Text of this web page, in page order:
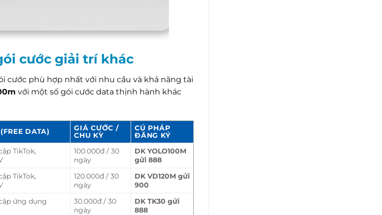
cước giải trí khác
cước phù hợp nhất với nhu cầu và khả năng tài
với một số gói cước data thịnh hành khác
DATA)
GIÁ CƯỚC /
CHU KỲ
CÚ PHÁP
ĐĂNG KÝ
TikTok,
100.000đ / 30
ngày
DK YOLO100M
gửi 888
TikTok,
120.000đ / 30
ngày
DK VD120M gửi
900
ứng dụng
30.000đ / 30
ngày
DK TK30 gửi
888